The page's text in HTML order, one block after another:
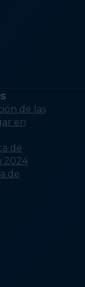
de las
en
de
2024
de